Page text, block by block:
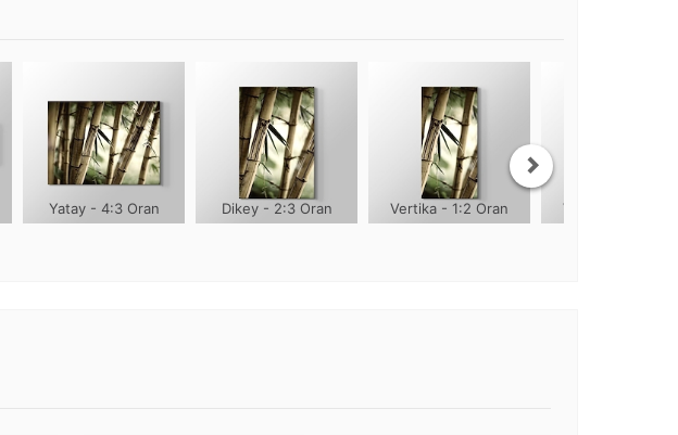
Yatay - 4:3 Oran Dikey - 2:3 Oran Vertika - 1:2 Oran Vertika - 1:3